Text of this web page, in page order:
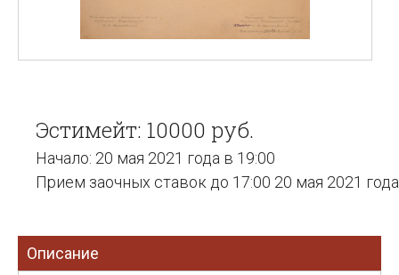
Эстимейт: 10000 руб.
Начало: 20 мая 2021 года в 19:00
Прием заочных ставок до 17:00 20 мая 2021 года
Описание